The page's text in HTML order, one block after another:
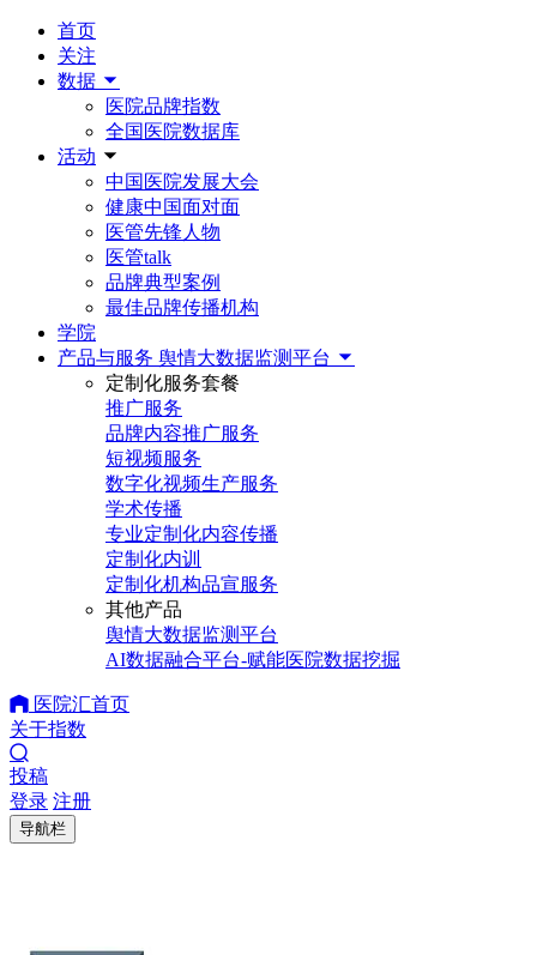
首页
关注
数据
医院品牌指数
全国医院数据库
活动
中国医院发展大会
健康中国面对面
医管先锋人物
医管talk
品牌典型案例
最佳品牌传播机构
学院
产品与服务 舆情大数据监测平台
定制化服务套餐
推广服务
品牌内容推广服务
短视频服务
数字化视频生产服务
学术传播
专业定制化内容传播
定制化内训
定制化机构品宣服务
其他产品
舆情大数据监测平台
AI数据融合平台-赋能医院数据挖掘
医院汇首页
关于指数
投稿
登录 注册
导航栏